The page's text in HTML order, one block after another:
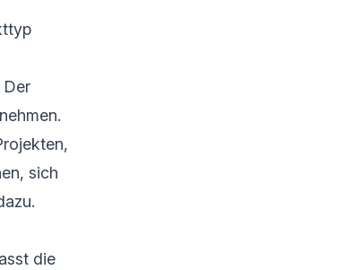
Der
sich
die